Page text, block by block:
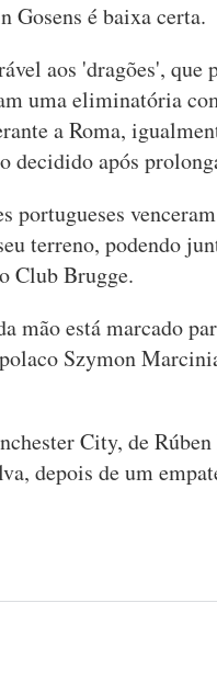
Gosens é baixa certa.
aos 'dragões', que
uma eliminatória
a Roma,
decidido após
portugueses
terreno, podendo
Club Brugge.
mão está marcado
Szymon
City, de
depois de um